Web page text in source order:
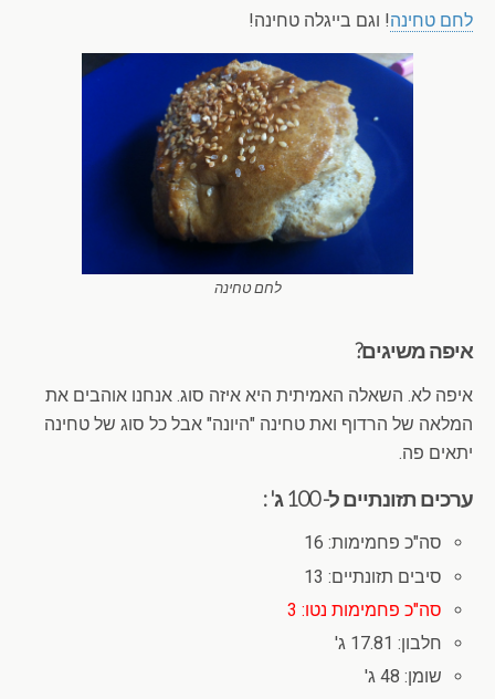
לחם טחינה! וגם בייגלה טחינה!
לחם טחינה
איפה משיגים?
איפה לא. השאלה האמיתית היא איזה סוג. אנחנו אוהבים את
המלאה של הרדוף ואת טחינה "היונה" אבל כל סוג של טחינה
יתאים פה.
ערכים תזונתיים ל- 100 ג' :
סה"כ פחמימות: 16
סיבים תזונתיים: 13
סה"כ פחמימות נטו: 3
חלבון: 17.81 ג'
שומן: 48 ג'